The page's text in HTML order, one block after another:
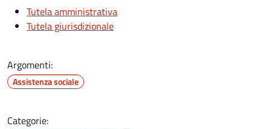
Tutela amministrativa
Tutela giurisdizionale
Argomenti:
Assistenza sociale
Categorie: